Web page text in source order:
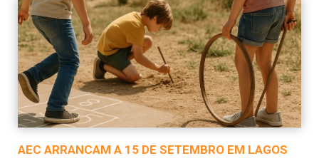
AEC ARRANCAM A 15 DE SETEMBRO EM LAGOS